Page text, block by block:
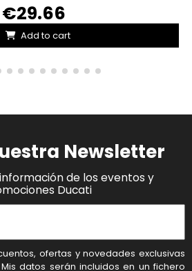
€29.66
Add to cart
Newsletter
de los eventos y
Ducati
ofertas y novedades exclusivas
datos serán incluidos en un fichero